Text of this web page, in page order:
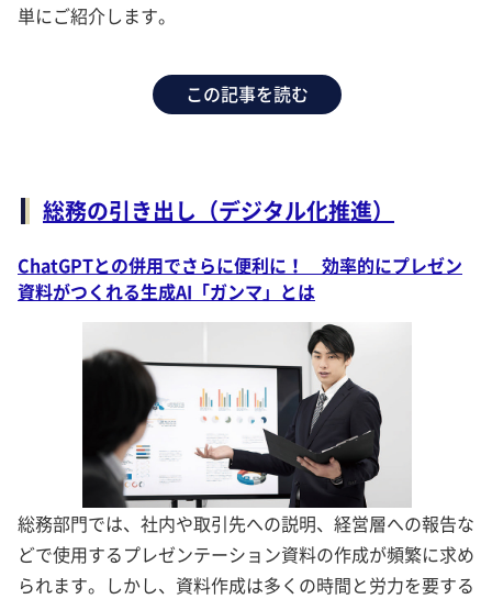
単にご紹介します。
この記事を読む
総務の引き出し（デジタル化推進）
ChatGPTとの併用でさらに便利に！ 効率的にプレゼン
資料がつくれる生成AI「ガンマ」とは
総務部門では、社内や取引先への説明、経営層への報告な
どで使用するプレゼンテーション資料の作成が頻繁に求め
られます。しかし、資料作成は多くの時間と労力を要する